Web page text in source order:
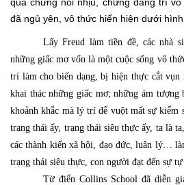
đã ngủ yên, vô thức hiển hiện dưới
Lấy Freud làm tiền đề, các nhà
những giấc mơ vốn là một cuộc sống vô
trí làm cho biến dạng, bị hiện thực cắt vụn
khai thác những giấc mơ; những ám
khoảnh khắc mà lý trí để vuột mất sự kiểm
trạng thái ấy, trạng thái siêu thực ấy, ta là
các thành kiến xã hội, đạo đức, luân lý…
trạng thái siêu thực, con người đạt đến sự
Từ điển Collins School đã diễn